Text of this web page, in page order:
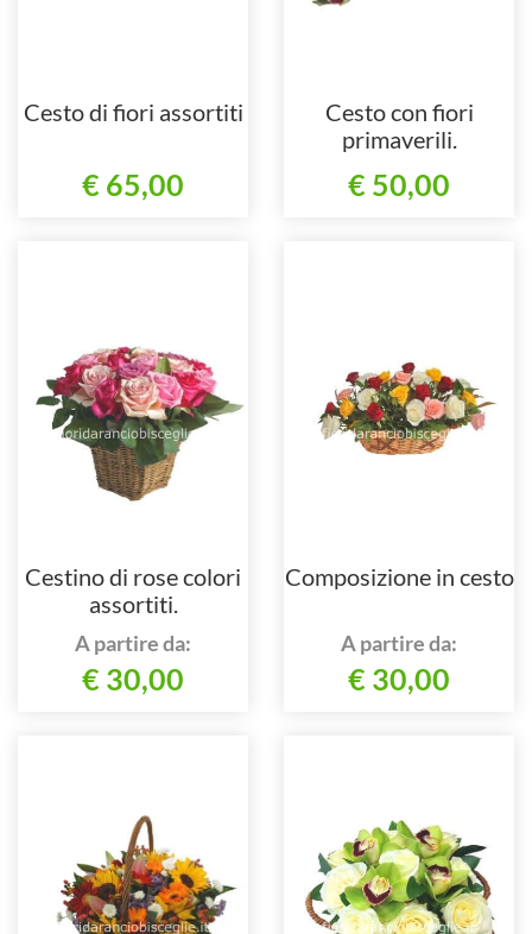
Cesto di fiori assortiti
€ 65,00
Cesto con fiori
primaverili.
€ 50,00
Cestino di rose colori
assortiti.
A partire da:
€ 30,00
Composizione in cesto
A partire da:
€ 30,00